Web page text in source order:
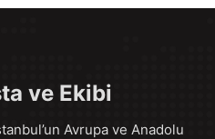
ve Ekibi
Avrupa ve Anadolu